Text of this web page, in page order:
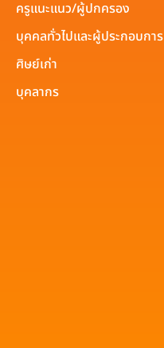
ครูแนะแนว/ผู้ปกครอง
บุคคลทั่วไปและผู้ประกอบการ
ศิษย์เก่า
บุคลากร